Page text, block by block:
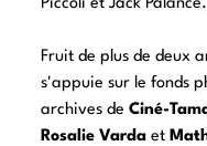
Piccoli et Jack Palance.
Fruit de plus de deux
s'appuie sur le fonds
archives de Ciné-
Rosalie Vardaet